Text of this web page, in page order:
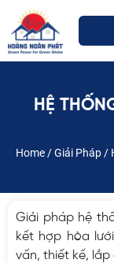
HỆ
Home /Giải Pháp /
Giải pháp hệ
kết hợp hòa
vấn, thiết kế,